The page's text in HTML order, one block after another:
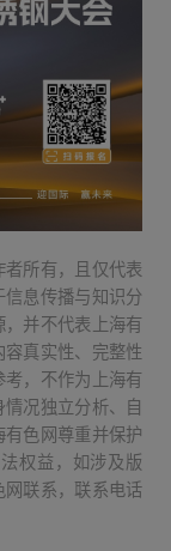
所有，且仅代表
息传播与知识分
并不代表上海有
真实性、完整性
，不作为上海有
况独立分析、自
色网尊重并保护
权益，如涉及版
联系，联系电话